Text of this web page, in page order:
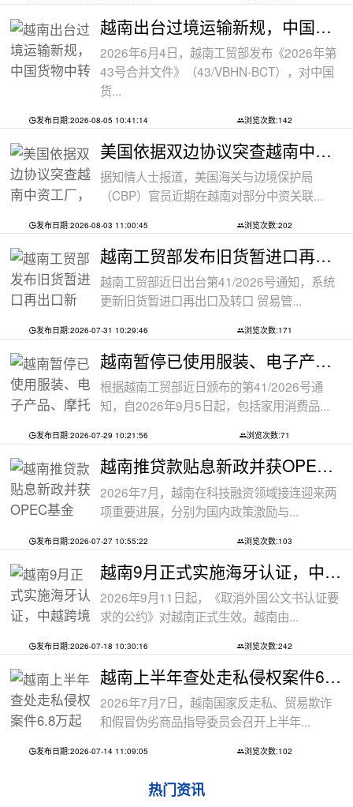
越南出台过境运输新规，中国货物中转通
2026年6月4日，越南工贸部发布《2026年第
43号合并文件》（43/VBHN-BCT），对中国
货...
发布日期:2026-08-05 10:41:14 浏览次数:142
美国依据双边协议突查越南中资工厂，三
据知情人士报道，美国海关与边境保护局
（CBP）官员近期在越南对部分中资关联...
发布日期:2026-08-03 11:00:45 浏览次数:202
越南工贸部发布旧货暂进口再出口新规：
越南工贸部近日出台第41/2026号通知，系统
更新旧货暂进口再出口及转口 贸易管...
发布日期:2026-07-31 10:29:46 浏览次数:171
越南暂停已使用服装、电子产品、摩托车
根据越南工贸部近日颁布的第41/2026号通
知，自2026年9月5日起，包括家用消费品...
发布日期:2026-07-29 10:21:56 浏览次数:71
越南推贷款贴息新政并获OPEC基金5000万美
2026年7月，越南在科技融资领域接连迎来两
项重要进展，分别为国内政策激励与...
发布日期:2026-07-27 10:55:22 浏览次数:103
越南9月正式实施海牙认证，中越跨境文件
2026年9月11日起，《取消外国公文书认证要
求的公约》对越南正式生效。越南由...
发布日期:2026-07-18 10:30:16 浏览次数:242
越南上半年查处走私侵权案件6.8万起
2026年7月7日，越南国家反走私、贸易欺诈
和假冒伪劣商品指导委员会召开上半年...
发布日期:2026-07-14 11:09:05 浏览次数:102
热门资讯